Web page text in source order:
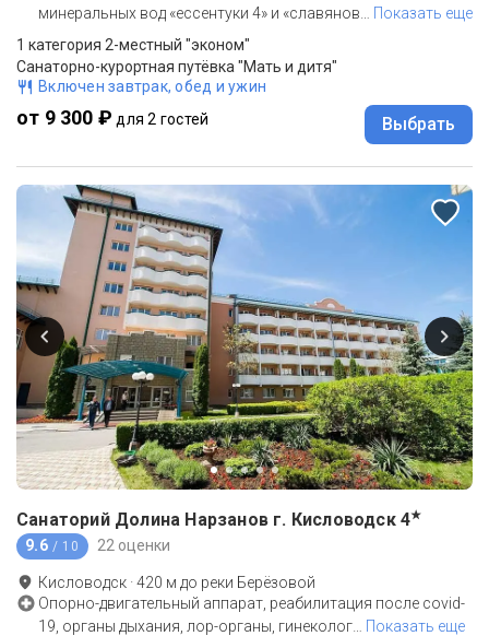
минеральных вод «ессентуки 4» и «славянов
Показать еще
1 категория 2-местный "эконом"
Санаторно-курортная путёвка "Мать и дитя"
Включен завтрак, обед и ужин
от 9 300 ₽ для 2 гостей Выбрать
Санаторий Долина Нарзанов г. Кисловодск 4★
9.6 / 10 22 оценки
Кисловодск ·420 м до реки Берёзовой
Опорно-двигательный аппарат, реабилитация после covid-
19, органы дыхания, лор-органы, гинеколог
Показать еще